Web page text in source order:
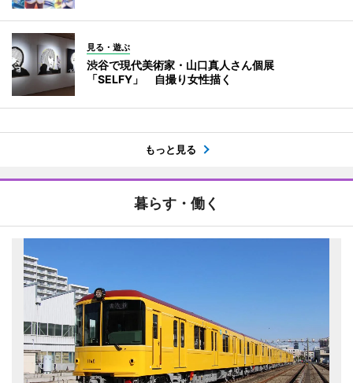
見る・遊ぶ
渋谷で現代美術家・山口真人さん個展
「SELFY」 自撮り女性描く
もっと見る
暮らす・働く